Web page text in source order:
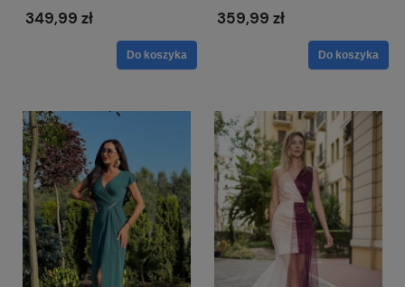
349,99 zł
Do koszyka
359,99 zł
Do koszyka